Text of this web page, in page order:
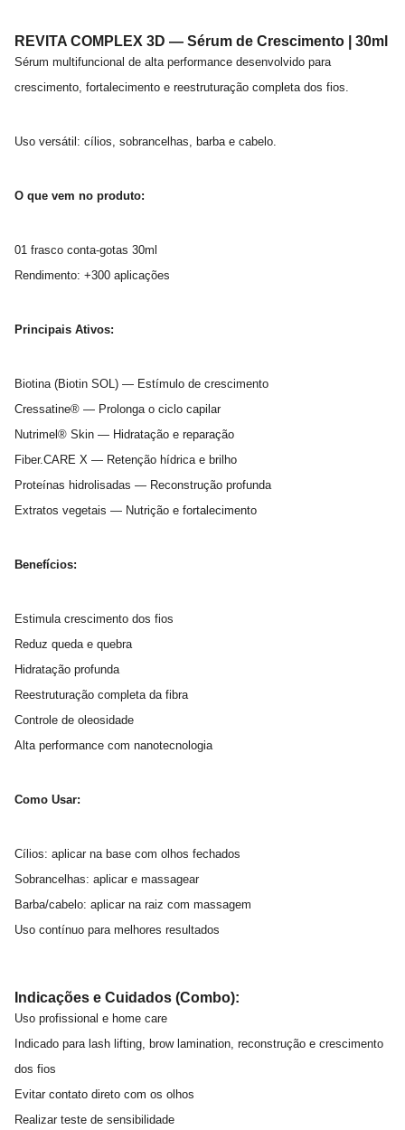
REVITA COMPLEX 3D — Sérum de Crescimento | 30ml
Sérum multifuncional de alta performance desenvolvido para
crescimento, fortalecimento e reestruturação completa dos fios.
Uso versátil: cílios, sobrancelhas, barba e cabelo.
O que vem no produto:
01 frasco conta-gotas 30ml
Rendimento: +300 aplicações
Principais Ativos:
Biotina (Biotin SOL) — Estímulo de crescimento
Cressatine® — Prolonga o ciclo capilar
Nutrimel® Skin — Hidratação e reparação
Fiber.CARE X — Retenção hídrica e brilho
Proteínas hidrolisadas — Reconstrução profunda
Extratos vegetais — Nutrição e fortalecimento
Benefícios:
Estimula crescimento dos fios
Reduz queda e quebra
Hidratação profunda
Reestruturação completa da fibra
Controle de oleosidade
Alta performance com nanotecnologia
Como Usar:
Cílios: aplicar na base com olhos fechados
Sobrancelhas: aplicar e massagear
Barba/cabelo: aplicar na raiz com massagem
Uso contínuo para melhores resultados
Indicações e Cuidados (Combo):
Uso profissional e home care
Indicado para lash lifting, brow lamination, reconstrução e crescimento
dos fios
Evitar contato direto com os olhos
Realizar teste de sensibilidade